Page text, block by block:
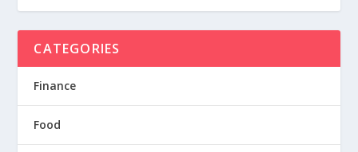
CATEGORIES
Finance
Food